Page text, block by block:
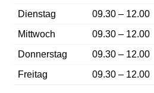
Dienstag
09.30 – 12.00
Mittwoch
09.30 – 12.00
Donnerstag
09.30 – 12.00
Freitag
09.30 – 12.00